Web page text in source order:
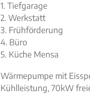
1. Tiefgarage
2. Werkstatt
3. Frühförderung
4. Büro
5. Küche Mensa
Wärmepumpe mit
Kühlleistung, 70kW